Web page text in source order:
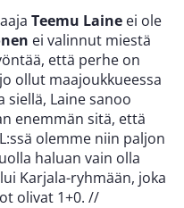
Teemu Laine ei ole
ei valinnut miestä
että perhe on
ollut maajoukkueessa
Laine sanoo
enemmän sitä, että
olemme niin paljon
haluan vain olla
Karjala-ryhmään, joka
olivat 1+0. //